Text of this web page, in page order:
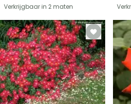
Verkrijgbaar in 2 maten